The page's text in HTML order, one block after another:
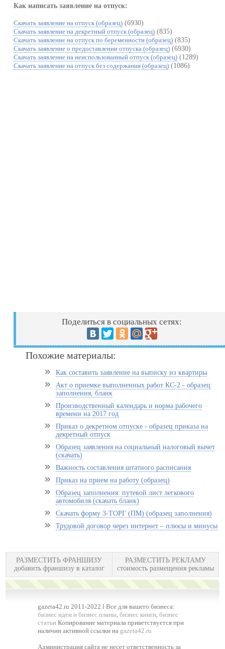
Как написать заявление на отпуск:
Скачать заявление на отпуск (образец) (6930)
Скачать заявление на декретный отпуск (образец) (835)
Скачать заявление на отпуск по беременности (образец) (835)
Скачать заявление о предоставлении отпуска (образец) (6930)
Скачать заявление на неиспользованный отпуск (образец) (1289)
Скачать заявление на отпуск без содержания (образец) (1086)
Поделиться в социальных сетях:
Похожие материалы:
Как составить заявление на выписку из квартиры
Акт о приемке выполненных работ КС-2 - образец
заполнения, бланк
Производственный календарь и норма рабочего
времени на 2017 год
Приказ о декретном отпуске - образец приказа на
декретный отпуск
Образец заявления на социальный налоговый вычет
(скачать)
Важность составления штатного расписания
Приказ на прием на работу (образец)
Образец заполнения: путевой лист легкового
автомобиля (скачать бланк)
Скачать форму 3-ТОРГ (ПМ) (образец заполнения)
Трудовой договор через интернет – плюсы и минусы
РАЗМЕСТИТЬ ФРАНШИЗУ
добавить франшизу в каталог
РАЗМЕСТИТЬ РЕКЛАМУ
стоимость размещения рекламы
gazeta42.ru 2011-2022 l Все для вашего бизнеса:
бизнес идеи и бизнес планы,бизнес книги,бизнес
статьи Копирование материала приветствуется при
наличии активной ссылки на gazeta42.ru
Администрация сайта не несет ответственность за